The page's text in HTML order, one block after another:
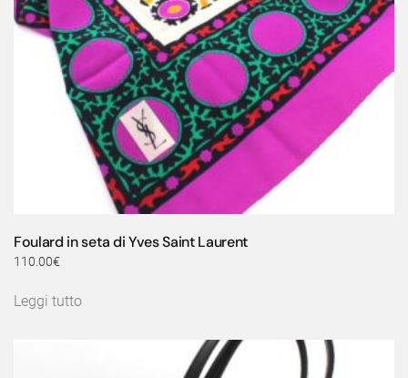
Foulard in seta di Yves Saint Laurent
110.00€
Leggi tutto